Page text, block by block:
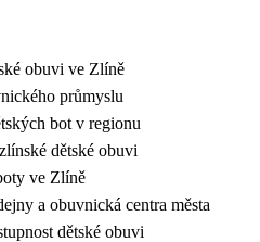
obuvi ve Zlíně
průmyslu
bot v regionu
dětské obuvi
ve Zlíně
a obuvnická centra města
dětské obuvi